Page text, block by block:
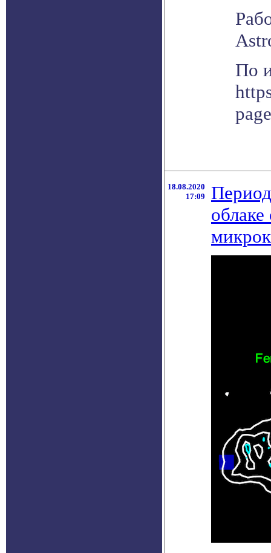
По
18.08.2020
17:09
облаке